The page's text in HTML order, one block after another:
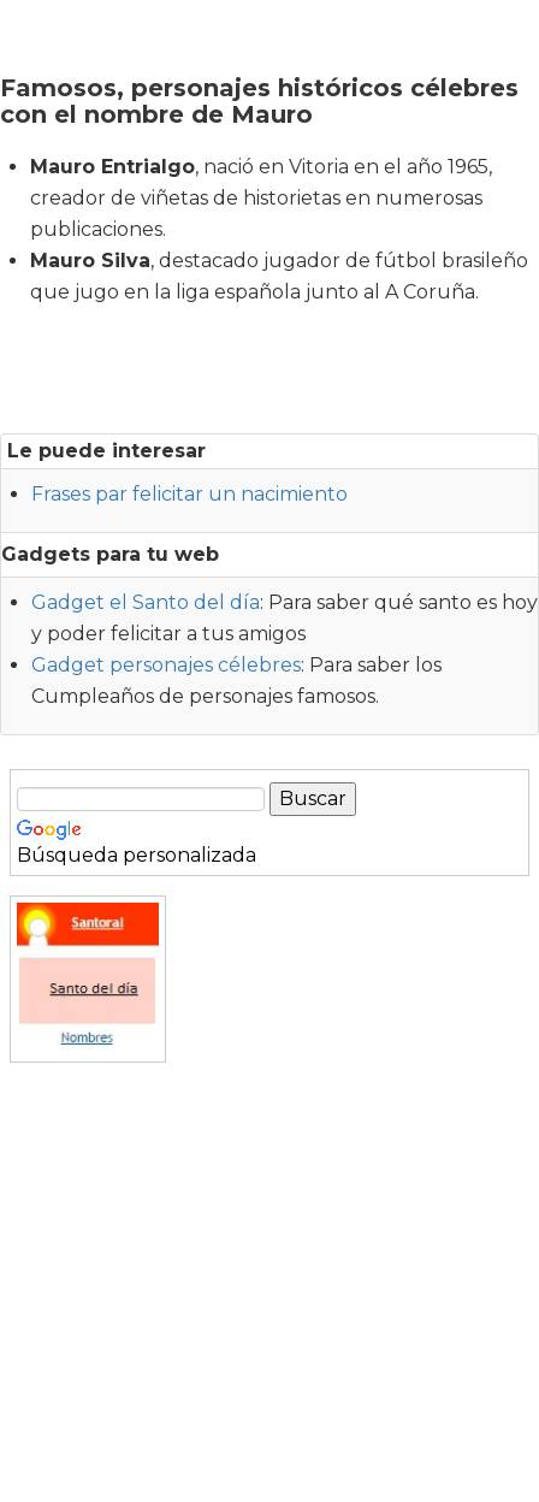
Famosos, personajes históricos célebres
con el nombre de Mauro
Mauro Entrialgo, nació en Vitoria en el año 1965,
creador de viñetas de historietas en numerosas
publicaciones.
Mauro Silva, destacado jugador de fútbol brasileño
que jugo en la liga española junto al A Coruña.
Le puede interesar
Frases par felicitar un nacimiento
Gadgets para tu web
Gadget el Santo del día: Para saber qué santo es hoy
y poder felicitar a tus amigos
Gadget personajes célebres: Para saber los
Cumpleaños de personajes famosos.
Búsqueda personalizada